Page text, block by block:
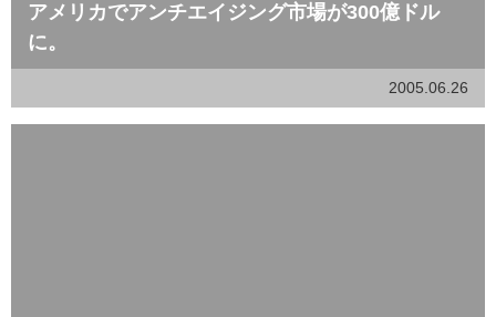
アメリカでアンチエイジング市場が300億ドル
に。
2005.06.26